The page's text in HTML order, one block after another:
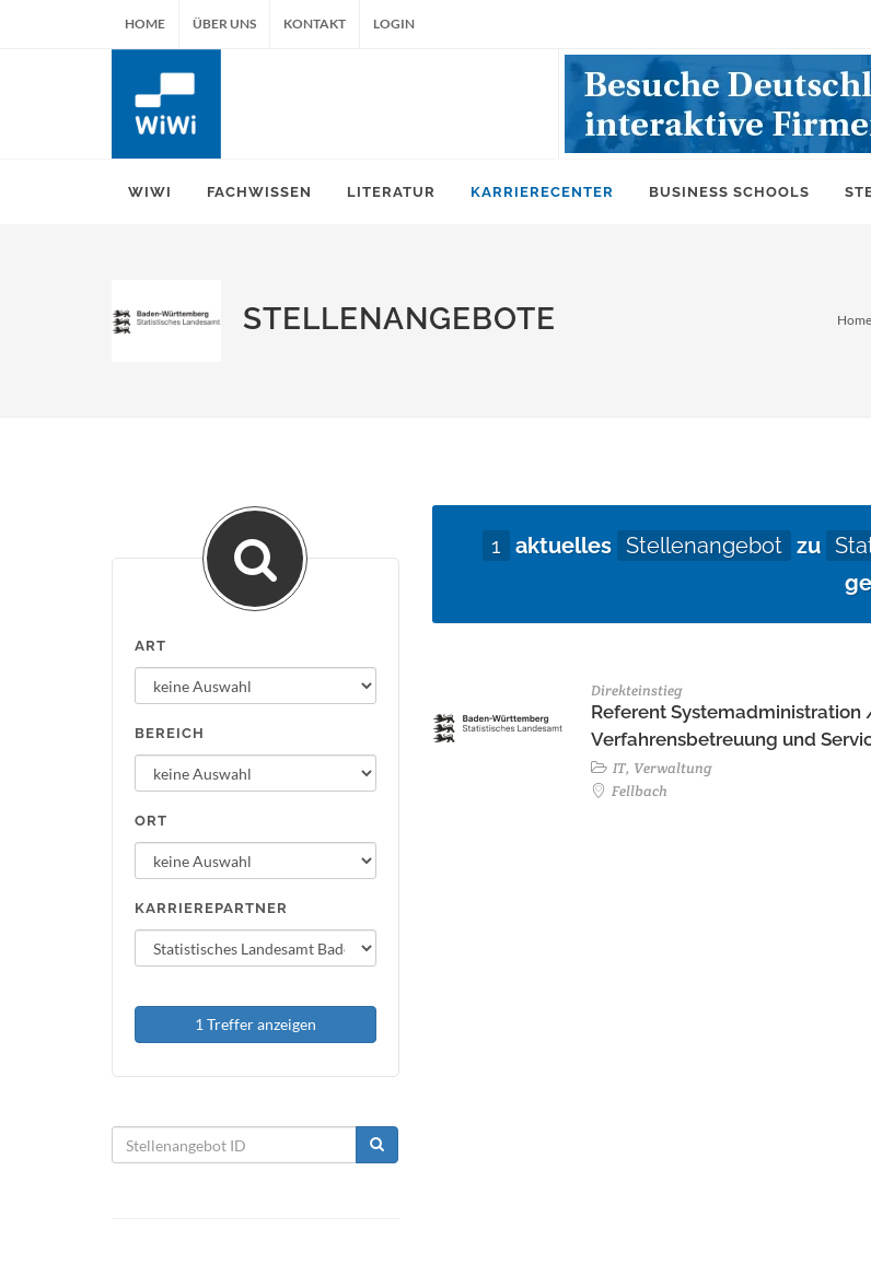
HOME ÜBER UNS KONTAKT LOGIN
WIWI FACHWISSEN LITERATUR KARRIERECENTER BUSINESS SCHOOLS
STELLENANGEBOTE Home
ART
BEREICH
ORT
KARRIEREPARTNER
1 Treffer anzeigen
1 aktuelles Stellenangebot zu
Direkteinstieg
Referent
Verfahrensbetreuung und
IT, Verwaltung
Fellbach